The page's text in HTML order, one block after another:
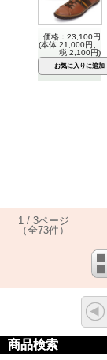
価格：23,100円
(本体 21,000円、
税 2,100円)
1 / 3ページ
（全73件）
商品検索